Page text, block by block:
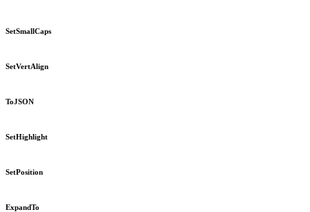
SetSmallCaps
SetVertAlign
ToJSON
SetHighlight
SetPosition
ExpandTo